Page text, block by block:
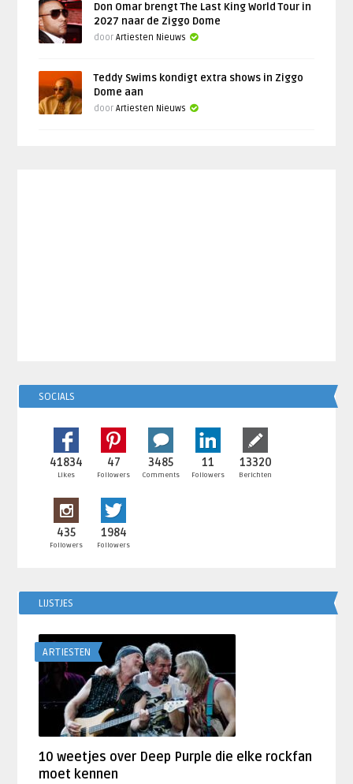
Don Omar brengt The Last King World Tour in
2027 naar de Ziggo Dome
doorArtiesten Nieuws
Teddy Swims kondigt extra shows in Ziggo
Dome aan
doorArtiesten Nieuws
SOCIALS
41834
Likes
47
Followers
3485
Comments
11
Followers
13320
Berichten
435
Followers
1984
Followers
LIJSTJES
ARTIESTEN
10 weetjes over Deep Purple die elke rockfan
moet kennen